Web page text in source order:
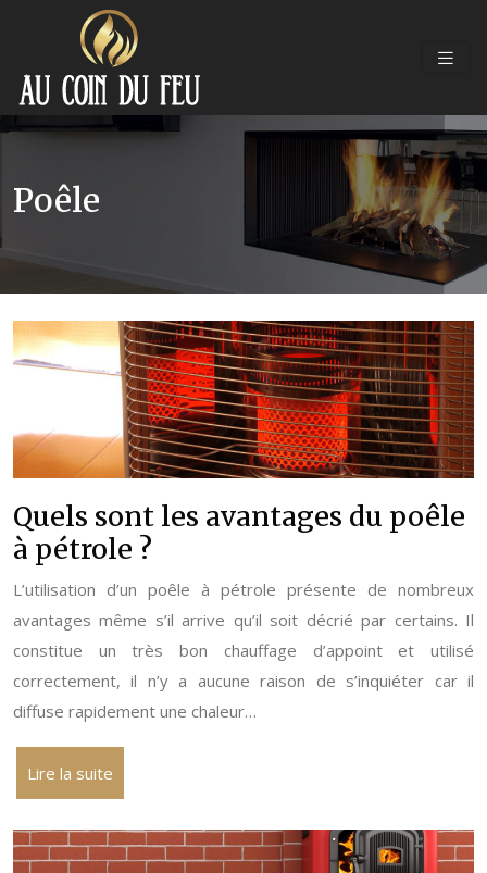
Poêle
Quels sont les avantages du poêle
à pétrole ?
L’utilisation d’un poêle à pétrole présente de nombreux
avantages même s’il arrive qu’il soit décrié par certains. Il
constitue un très bon chauffage d’appoint et utilisé
correctement, il n’y a aucune raison de s’inquiéter car il
diffuse rapidement une chaleur…
Lire la suite